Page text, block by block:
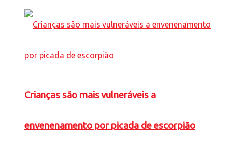
Crianças são mais vulneráveis a
envenenamento por picada de escorpião